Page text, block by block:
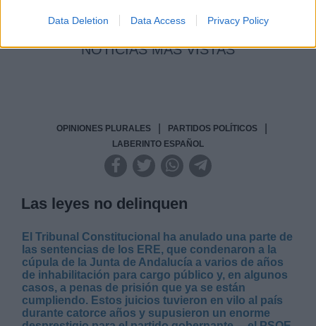
Data Deletion Data Access Privacy Policy
NOTICIAS MAS VISTAS
OPINIONES PLURALES PARTIDOS POLÍTICOS
LABERINTO ESPAÑOL
Las leyes no delinquen
El Tribunal Constitucional ha anulado una parte de
las sentencias de los ERE, que condenaron a la
cúpula de la Junta de Andalucía a varios de años
de inhabilitación para cargo público y, en algunos
casos, a penas de prisión que ya se están
cumpliendo. Estos juicios tuvieron en vilo al país
durante catorce años y supusieron un enorme